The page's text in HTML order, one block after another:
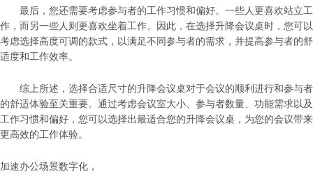
最后，您还需要考虑参与者的工作习惯和偏好。一些人更喜欢站立工
作，而另一些人则更喜欢坐着工作。因此，在选择升降会议桌时，您可以
考虑选择高度可调的款式，以满足不同参与者的需求，并提高参与者的舒
适度和工作效率。
综上所述，选择合适尺寸的升降会议桌对于会议的顺利进行和参与者
的舒适体验至关重要。通过考虑会议室大小、参与者数量、功能需求以及
工作习惯和偏好，您可以选择出最适合您的升降会议桌，为您的会议带来
更高效的工作体验。
加速办公场景数字化，